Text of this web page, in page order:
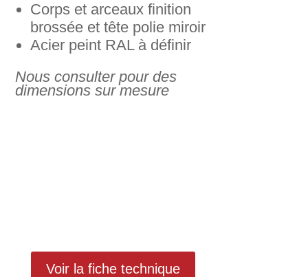
Corps et arceaux finition
brossée et tête polie miroir
Acier peint RAL à définir
Nous consulter pour des
dimensions sur mesure
Voir la fiche technique